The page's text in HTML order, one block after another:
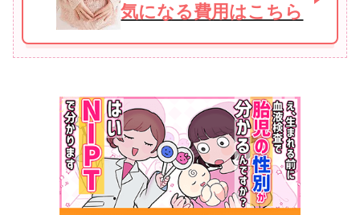
気になる費用はこちら